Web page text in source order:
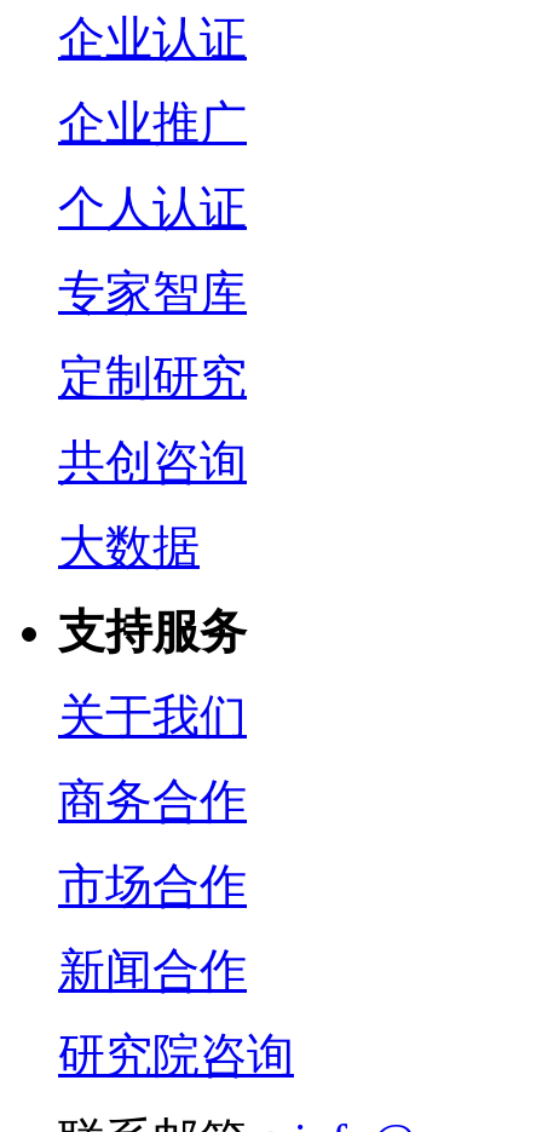
企业认证
企业推广
个人认证
专家智库
定制研究
共创咨询
大数据
支持服务
关于我们
商务合作
市场合作
新闻合作
研究院咨询